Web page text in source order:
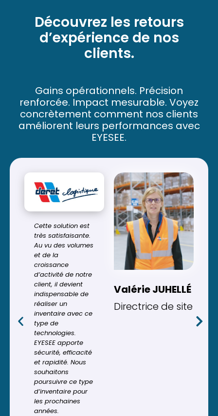
Découvrez les retours
d’expérience de nos
clients.
Gains opérationnels. Précision
renforcée. Impact mesurable. Voyez
concrètement comment nos clients
améliorent leurs performances avec
EYESEE.
Cette solution est
très satisfaisante.
Au vu des volumes
et de la
croissance
d’activité de notre
client, il devient
indispensable de
réaliser un
inventaire avec ce
type de
technologies.
EYESEE apporte
sécurité, efficacité
et rapidité. Nous
souhaitons
poursuivre ce type
d’inventaire pour
les prochaines
années.
Valérie JUHELLÉ
Directrice de site